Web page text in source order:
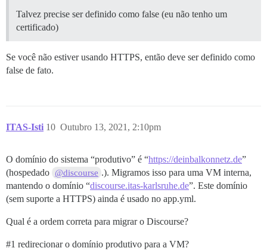
Talvez precise ser definido como false (eu não tenho um
certificado)
Se você não estiver usando HTTPS, então deve ser definido como
false de fato.
ITAS-Isti Outubro 13, 2021, 2:10pm
10
O domínio do sistema “produtivo” é “https://deinbalkonnetz.de”
(hospedado @discourse .). Migramos isso para uma VM interna,
mantendo o domínio “discourse.itas-karlsruhe.de”. Este domínio
(sem suporte a HTTPS) ainda é usado no app.yml.
Qual é a ordem correta para migrar o Discourse?
#1 redirecionar o domínio produtivo para a VM?